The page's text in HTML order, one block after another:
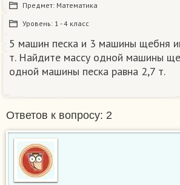
Предмет: Математика
Уровень: 1 - 4 класс
5 машин песка и 3 машины щебня
т. Найдите массу одной машины
одной машины песка равна 2,7 т.
Ответов к вопросу: 2